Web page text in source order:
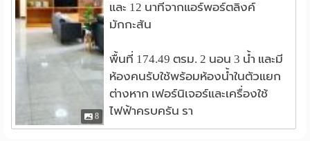
• ซาวน่า
การเดินทาง:
• MRT สุขุมวิท – 550 เมตร
• MRT เพชรบุรี – 1.1 กม
• ท่าเรืออโศก – 1.1 กม
เซ็นทรัล เอ็มบาสซี 2.0 กม.
เซ็นทรัล พระราม 9 2.0 กม.
เซ็นทรัล ชิดลม 2.2 กม.
0.6 กม. รพ.ผิวหนังอโศก 1.1 กม.
รพ.พร้อมมิตร 1.3 กม.
รพ.สมิติเวช สุขุมวิท
8
และ 12 นาทีจากแอร์พอร์ตลิงค์
มักกะสัน
พื้นที่ 174.49 ตรม. 2 นอน 3 น้ำ และมี
ห้องคนรับใช้พร้อมห้องน้ำในตัวแยก
ต่างหาก เฟอร์นิเจอร์และเครื่องใช้
ไฟฟ้าครบครัน รา